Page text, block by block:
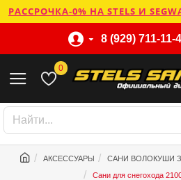
РАССРОЧКА-0% НА STELS И
8 (929) 711-11-
0
АКСЕССУАРЫ САНИ ВОЛОКУШИ
Сани для снегохода